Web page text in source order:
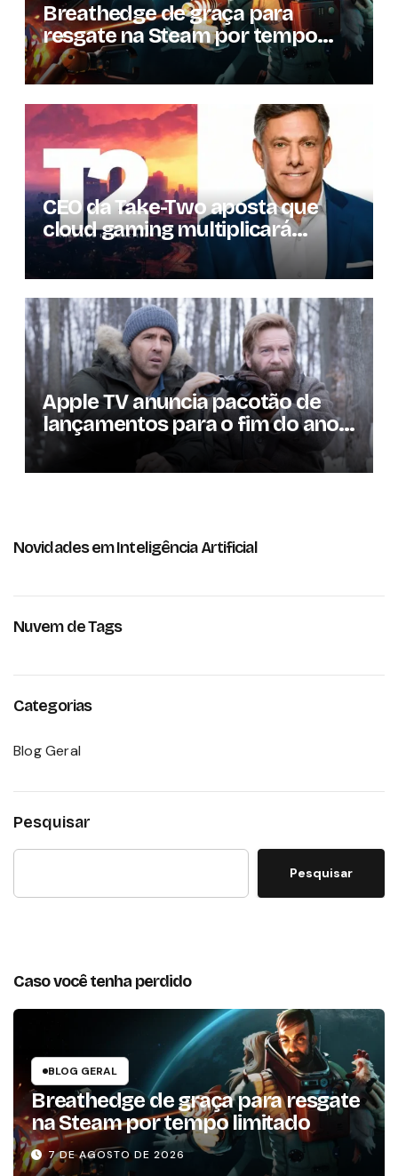
Breathedge de graça para
resgate na Steam por tempo
limitado
CEO da Take-Two aposta que
cloud gaming multiplicará
mercado de jogos por 10 em três
anos
Apple TV anuncia pacotão de
lançamentos para o fim do ano;
conheça as produções
Novidades em Inteligência Artificial
Nuvem de Tags
Categorias
Blog Geral
Pesquisar
Pesquisar
Caso você tenha perdido
BLOG GERAL
Breathedge de graça para resgate
na Steam por tempo limitado
7 DE AGOSTO DE 2026